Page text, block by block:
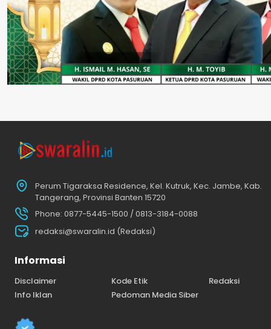
Perum Tigaraksa Residence, Kel. Kutruk, Kec. Jambe, Kab.
Tangerang, Provinsi Banten 15720
Phone: 0877-5445-1500 / 0813-3184-0088
redaksi@swaralin.id (Redaksi)
Informasi
Disclaimer Kode Etik
Redaksi
Info Iklan
Pedoman Media Siber